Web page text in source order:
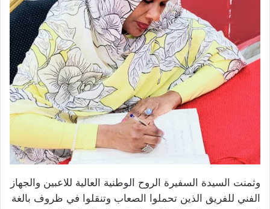
وثمنت السيدة السفيرة الروح الوطنية العالية للاعبين والجهاز
الفني للفريق الذين تحملوا الصعاب وتنقلوا في ظروف بالغة